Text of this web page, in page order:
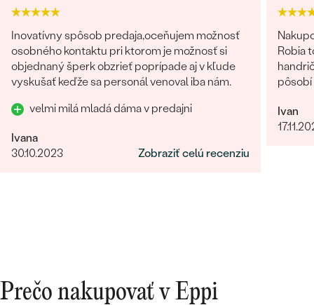
Inovatívny spôsob predaja,oceňujem možnosť
osobného kontaktu pri ktorom je možnosť si
objednaný šperk obzrieť poprípade aj v kľude
vyskušať keďže sa personál venoval iba nám.
velmi milá mladá dáma v predajni
Ivana
30.10.2023
Zobraziť celú recenziu
Robia
pôsobí
Ivan
Prečo nakupovať v Eppi